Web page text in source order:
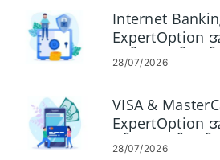
Internet
ExpertOption
လမ်းများနှင့် ကန့်
28/07/2026
VISA &
ရန်ပုံငွေစည်းမျဉ်းမ
28/07/2026